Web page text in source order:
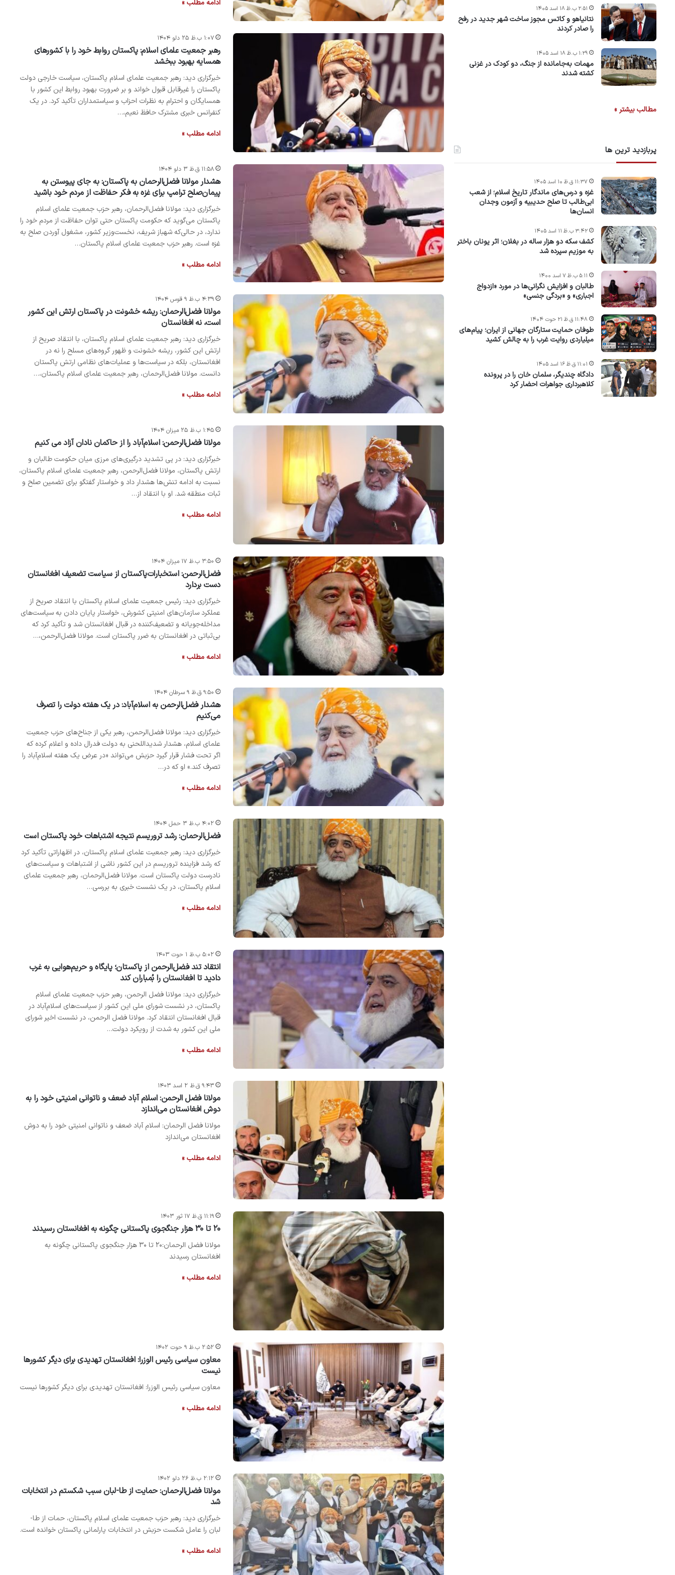
ادامه مطلب »
۱:۰۷ ب.ظ ۲۵ دلو ۱۴۰۴
رهبر جمعیت علمای اسلام: پاکستان روابط خود را با کشورهای
همسایه بهبود ببخشد
خبرگزاری دید: رهبر جمعیت علمای اسلام پاکستان، سیاست خارجی دولت
پاکستان را غیرقابل قبول خواند و بر ضرورت بهبود روابط این کشور با
همسایگان و احترام به نظرات احزاب و سیاستمداران تأکید کرد. در یک
کنفرانس خبری مشترک حافظ نعیم،…
ادامه مطلب »
۱۱:۵۸ ق.ظ ۳ دلو ۱۴۰۴
هشدار مولانا فضل‌الرحمان به پاکستان: به جای پیوستن به
پیمان‌صلح‌ ترامپ برای غزه به فکر حفاظت از مردم خود باشید
خبرگزاری دید: مولانا فضل‌الرحمان، رهبر حزب جمعیت علمای اسلام
پاکستان می‌گوید که حکومت پاکستان حتی توان حفاظت از مردم خود را
ندارد، در حالی‌که شهباز شریف، نخست‌وزیر کشور، مشغول آوردن صلح به
غزه است. ‏رهبر حزب جمعیت علمای اسلام پاکستان…
ادامه مطلب »
۴:۳۹ ب.ظ ۹ قوس ۱۴۰۴
مولانا فضل‌الرحمان: ریشه خشونت در پاکستان ارتش این کشور
است، نه افغانستان
خبرگزاری دید: رهبر جمعیت علمای اسلام پاکستان، با انتقاد صریح از
ارتش این کشور، ریشه خشونت و ظهور گروه‌های مسلح را نه در
افغانستان، بلکه در سیاست‌ها و عملیات‌های نظامی ارتش پاکستان
دانست. مولانا فضل‌الرحمان، رهبر جمعیت علمای اسلام پاکستان،…
ادامه مطلب »
۱:۴۵ ب.ظ ۲۵ میزان ۱۴۰۴
مولانا فضل‌الرحمن: اسلام‌آباد را از حاکمان نادان آزاد می کنیم
خبرگزاری دید: در پی تشدید درگیری‌های مرزی میان حکومت طالبان و
ارتش پاکستان، مولانا فضل‌الرحمن، رهبر جمعیت علمای اسلام پاکستان،
نسبت به ادامه تنش‌ها هشدار داد و خواستار گفتگو برای تضمین صلح و
ثبات منطقه شد. او با انتقاد از…
ادامه مطلب »
۳:۵۰ ب.ظ ۱۷ میزان ۱۴۰۴
فضل‌الرحمن: استخبارات‌پاکستان از سیاست تضعیف افغانستان
دست بردارد
خبرگزاری دید: رئیس جمعیت علمای اسلام پاکستان با انتقاد صریح از
عملکرد سازمان‌های امنیتی کشورش، خواستار پایان دادن به سیاست‌های
مداخله‌جویانه و تضعیف‌کننده در قبال افغانستان شد و تأکید کرد که
بی‌ثباتی در افغانستان به ضرر پاکستان است. مولانا فضل‌الرحمن،…
ادامه مطلب »
۹:۵۰ ق.ظ ۹ سرطان ۱۴۰۴
هشدار فضل‌الرحمن به اسلام‌آباد: در یک هفته دولت را تصرف
می‌کنیم
خبرگزاری دید: مولانا فضل‌الرحمن، رهبر یکی از جناح‌های حزب جمعیت
علمای اسلام، هشدار شدید‌اللحنی به دولت فدرال داده و اعلام کرده که
اگر تحت فشار قرار گیرد حزبش می‌تواند «در عرض یک هفته اسلام‌آباد را
تصرف کند.» او که در…
ادامه مطلب »
۴:۰۲ ب.ظ ۳ حمل ۱۴۰۴
فضل‌الرحمان: رشد تروریسم نتیجه اشتباهات خود پاکستان است
خبرگزاری دید: رهبر جمعیت علمای اسلام پاکستان، در اظهاراتی تأکید کرد
که رشد فزاینده تروریسم در این کشور ناشی از اشتباهات و سیاست‌های
نادرست دولت پاکستان است. مولانا فضل‌الرحمان، رهبر جمعیت علمای
اسلام پاکستان، در یک نشست خبری به بررسی…
ادامه مطلب »
۵:۰۲ ب.ظ ۱ حوت ۱۴۰۳
انتقاد تند فضل‌الرحمن از پاکستان؛ پایگاه و حریم‌هوایی به غرب
دادید تا افغانستان را بُمباران کند
خبرگزاری دید: مولانا فضل الرحمن، رهبر حزب جمعیت علمای اسلام
پاکستان، در نشست شورای ملی این کشور از سیاست‌های اسلام‌آباد در
قبال افغانستان انتقاد کرد. مولانا فضل الرحمن، در نشست اخیر شورای
ملی این کشور به شدت از رویکرد دولت…
ادامه مطلب »
۹:۴۳ ق.ظ ۲ اسد ۱۴۰۳
مولانا فضل الرحمن: اسلام آباد ضعف و ناتوانی امنیتی خود را به
دوش افغانستان می‌اندازد
مولانا فضل الرحمان: اسلام آباد ضعف و ناتوانی امنیتی خود را به دوش
افغانستان می‌اندازد
ادامه مطلب »
۱۱:۱۹ ق.ظ ۱۷ ثور ۱۴۰۳
۲۰ تا ۳۰ هزار جنگجوی پاکستانی چگونه به افغانستان رسیدند
مولانا فضل الرحمان:۲۰ تا ۳۰ هزار جنگجوی پاکستانی چگونه به
افغانستان رسیدند
ادامه مطلب »
۲:۵۲ ب.ظ ۹ حوت ۱۴۰۲
معاون سیاسی رئیس الوزرا: افغانستان تهدیدی برای دیگر کشورها
نیست
معاون سیاسی رئیس الوزرا: افغانستان تهدیدی برای دیگر کشورها نیست
ادامه مطلب »
۲:۱۲ ب.ظ ۲۶ دلو ۱۴۰۲
مولانا فضل‌الرحمان: حمایت از طا-لبان سبب شکستم در انتخابات
شد
خبرگزاری دید: رهبر حزب جمعیت علمای اسلام پاکستان، حمات از طا-
لبان را عامل شکست حزبش در انتخابات پارلمانی پاکستان خوانده است.
ادامه مطلب »
نتانیاهو و کاتس مجوز ساخت شهر جدید در رفح
را صادر کردند
۲:۵۱ ب.ظ ۱۸ اسد ۱۴۰۵
مهمات به‌جامانده از جنگ، دو کودک در غزنی
کشته شدند
۱:۲۹ ب.ظ ۱۸ اسد ۱۴۰۵
مطالب بیشتر »
پربازدید ترین ها
غزه و درس‌های ماندگار تاریخ اسلام؛ از شعب
ابی‌طالب تا صلح حدیبیه و آزمون وجدان
انسان‌ها
۱۱:۳۷ ق.ظ ۱۰ اسد ۱۴۰۵
کشف سکه دو هزار ساله در بغلان؛ اثر یونان باختر
به موزیم سپرده شد
۳:۴۲ ب.ظ ۱۱ اسد ۱۴۰۵
طالبان و افزایش نگرانی‌ها در مورد «ازدواج
اجباری» و «بردگی جنسی»
۵:۱۱ ب.ظ ۷ اسد ۱۴۰۰
طوفان حمایت ستارگان جهانی از ایران؛ پیام‌های
میلیاردی روایت غرب را به چالش کشید
۱۱:۴۸ ق.ظ ۲۱ حوت ۱۴۰۴
دادگاه چندیگر، سلمان خان را در پرونده
کلاهبرداری جواهرات احضار کرد
۱۱:۰۱ ق.ظ ۱۶ اسد ۱۴۰۵